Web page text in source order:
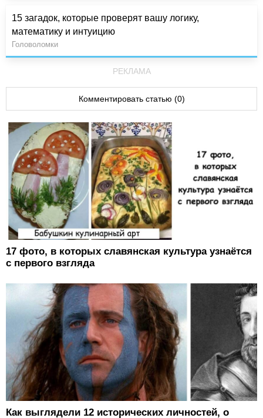
15 загадок, которые проверят вашу логику,
математику и интуицию
Головоломки
РЕКЛАМА
Комментировать статью (0)
17 фото, в которых славянская культура узнаётся
с первого взгляда
Как выглядели 12 исторических личностей, о